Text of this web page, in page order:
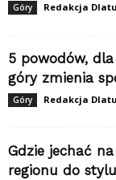
Góry Redakcja
5 powodów,
góry zmienia
Góry Redakcja
Gdzie jechać
regionu do